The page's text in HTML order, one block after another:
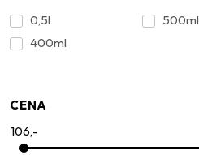
0,5l
400ml
500ml
CENA
106,-